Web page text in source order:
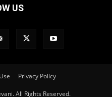
US
Privacy Policy
All Rights Reserved.